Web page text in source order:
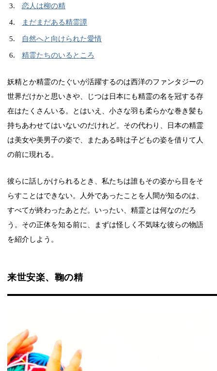
恋人は柳の精
まだまだある精霊譚
自然へと向けられた愛情
精霊たちのいるところ
妖精とか精霊のたぐいが活躍するのは西洋のファンタジーの
世界だけかと思いきや、じつは日本にも精霊の名を冠する存
在はたくさんいる。とはいえ、小さな羽も柔らかな巻き髪も
持ちあわせてはいないのだけれど。その代わり、日本の精霊
は美女や美男子の姿で、またある時は子どもの姿を借りて人
の前に現れる。
彼らに話しかけられるとき、私たちは誰もその姿から目をそ
らすことはできない。人外であったことを人間が知るのは、
すべてが終わったあとだ。いったい、精霊とは何なのだろ
う。その正体を知る前に、まずは怪しく不気味な彼らの物語
を紹介しよう。
来世安楽、鞠の精